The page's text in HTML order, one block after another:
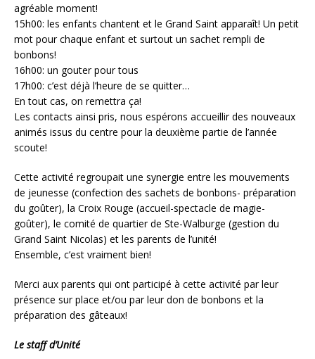
agréable moment!
15h00: les enfants chantent et le Grand Saint apparaît! Un petit
mot pour chaque enfant et surtout un sachet rempli de
bonbons!
16h00: un gouter pour tous
17h00: c’est déjà l’heure de se quitter…
En tout cas, on remettra ça!
Les contacts ainsi pris, nous espérons accueillir des nouveaux
animés issus du centre pour la deuxième partie de l’année
scoute!
Cette activité regroupait une synergie entre les mouvements
de jeunesse (confection des sachets de bonbons- préparation
du goûter), la Croix Rouge (accueil-spectacle de magie-
goûter), le comité de quartier de Ste-Walburge (gestion du
Grand Saint Nicolas) et les parents de l’unité!
Ensemble, c’est vraiment bien!
Merci aux parents qui ont participé à cette activité par leur
présence sur place et/ou par leur don de bonbons et la
préparation des gâteaux!
Le staff d’Unité